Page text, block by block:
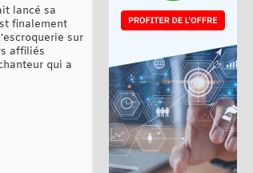
lancé sa
finalement
sur
affiliés
qui a